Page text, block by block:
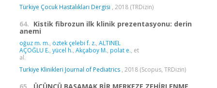
Türkiye Çocuk Hastalıkları Dergisi , 2018 (TRDizin)
64. Kistik fibrozun ilk klinik prezentasyonu: derin
anemi
oğuz m. m., öztek çelebi f. z., ALTINEL
AÇOĞLU E., yücel h., Akçaboy M., polat e., et
al.
Turkiye Klinikleri Journal of Pediatrics , 2018 (Scopus, TRDizin)